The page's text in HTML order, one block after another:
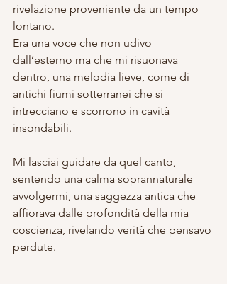
rivelazione proveniente da un tempo
lontano.
Era una voce che non udivo
dall’esterno ma che mi risuonava
dentro, una melodia lieve, come di
antichi fiumi sotterranei che si
intrecciano e scorrono in cavità
insondabili.
Mi lasciai guidare da quel canto,
sentendo una calma soprannaturale
avvolgermi, una saggezza antica che
affiorava dalle profondità della mia
coscienza, rivelando verità che pensavo
perdute.